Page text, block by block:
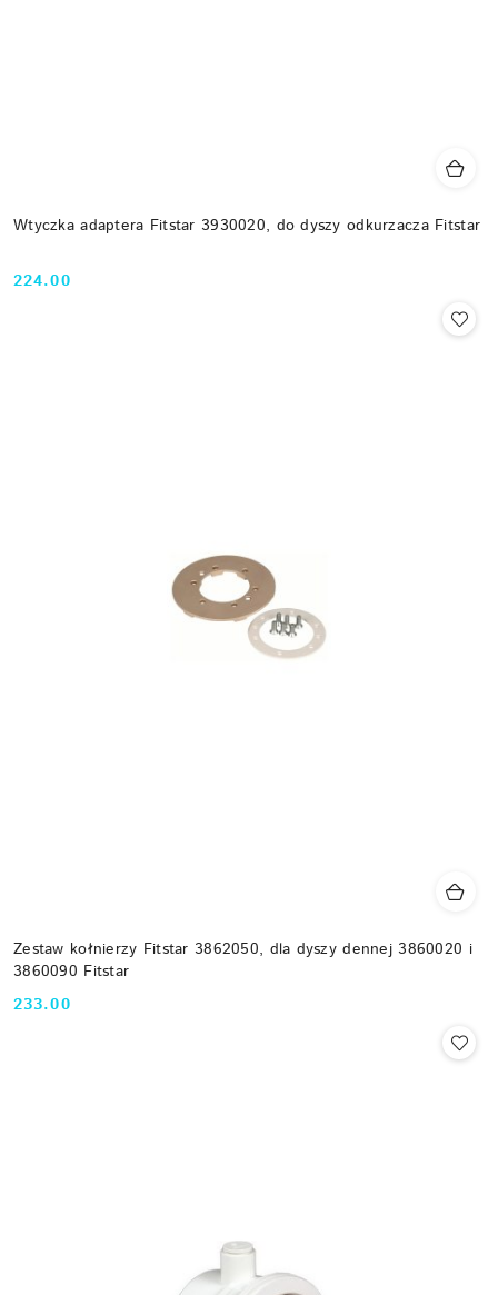
Wtyczka adaptera Fitstar 3930020, do dyszy odkurzacza Fitstar
Cena:
224.00
Zestaw kołnierzy Fitstar 3862050, dla dyszy dennej 3860020 i
3860090 Fitstar
Cena:
233.00